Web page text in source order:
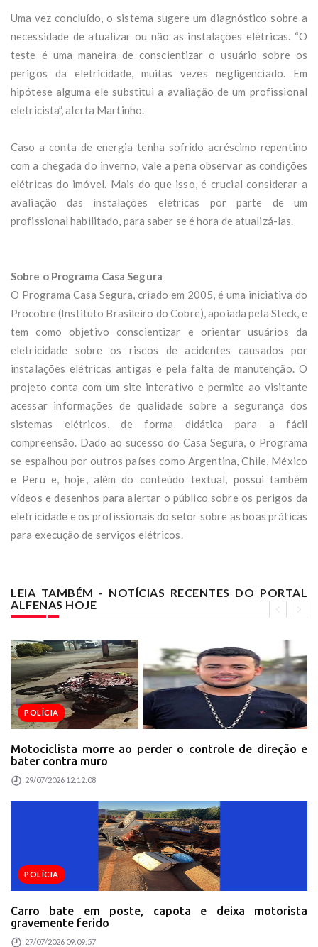
Uma vez concluído, o sistema sugere um diagnóstico sobre a
necessidade de atualizar ou não as instalações elétricas. “O
teste é uma maneira de conscientizar o usuário sobre os
perigos da eletricidade, muitas vezes negligenciado. Em
hipótese alguma ele substitui a avaliação de um profissional
eletricista”, alerta Martinho.
Caso a conta de energia tenha sofrido acréscimo repentino
com a chegada do inverno, vale a pena observar as condições
elétricas do imóvel. Mais do que isso, é crucial considerar a
avaliação das instalações elétricas por parte de um
profissional habilitado, para saber se é hora de atualizá-las.
Sobre o Programa Casa Segura
O Programa Casa Segura, criado em 2005, é uma iniciativa do
Procobre (Instituto Brasileiro do Cobre), apoiada pela Steck, e
tem como objetivo conscientizar e orientar usuários da
eletricidade sobre os riscos de acidentes causados por
instalações elétricas antigas e pela falta de manutenção. O
projeto conta com um site interativo e permite ao visitante
acessar informações de qualidade sobre a segurança dos
sistemas elétricos, de forma didática para a fácil
compreensão. Dado ao sucesso do Casa Segura, o Programa
se espalhou por outros países como Argentina, Chile, México
e Peru e, hoje, além do conteúdo textual, possui também
vídeos e desenhos para alertar o público sobre os perigos da
eletricidade e os profissionais do setor sobre as boas práticas
para execução de serviços elétricos.
LEIA TAMBÉM - NOTÍCIAS RECENTES DO PORTAL
ALFENAS HOJE
POLÍCIA
Motociclista morre ao perder o controle de direção e
bater contra muro
29/07/2026 12:12:08
POLÍCIA
Carro bate em poste, capota e deixa motorista
gravemente ferido
27/07/2026 09:09:57